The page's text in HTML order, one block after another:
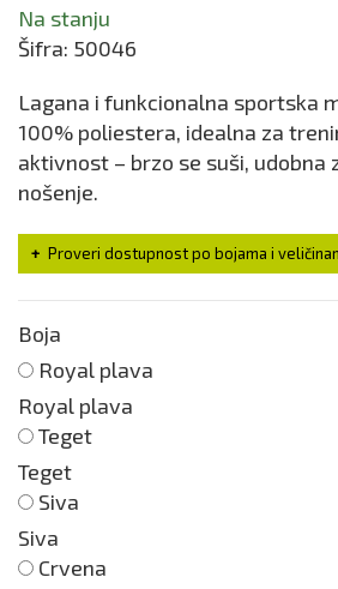
Na stanju
Šifra: 50046
Lagana i funkcionalna sportska
100% poliestera, idealna za
aktivnost – brzo se suši, udobna
nošenje.
Proveri dostupnost po bojama i
Boja
Royal plava
Royal plava
Teget
Teget
Siva
Siva
Crvena